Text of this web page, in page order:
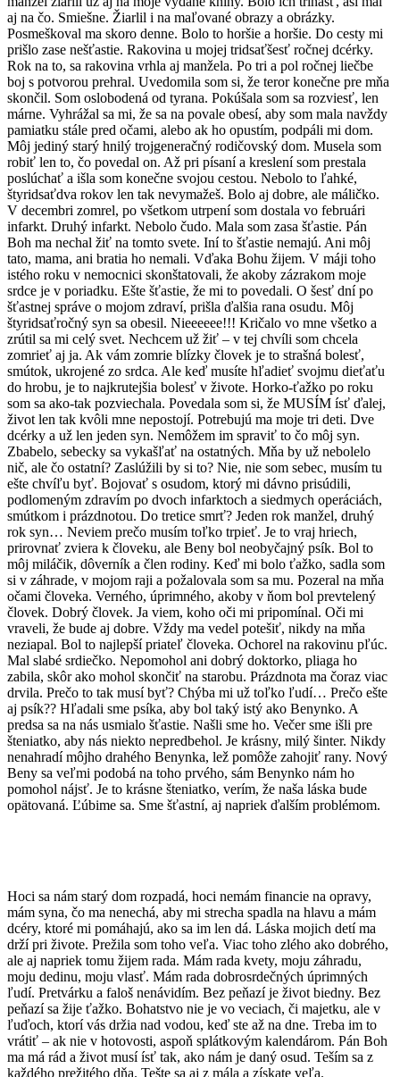
aj na čo. Smiešne. Žiarlil i na maľované obrazy a obrázky.
Posmeškoval ma skoro denne. Bolo to horšie a horšie. Do cesty mi
prišlo zase nešťastie. Rakovina u mojej tridsaťšesť ročnej dcérky.
Rok na to, sa rakovina vrhla aj manžela. Po tri a pol ročnej liečbe
boj s potvorou prehral. Uvedomila som si, že teror konečne pre mňa
skončil. Som oslobodená od tyrana. Pokúšala som sa rozviesť, len
márne. Vyhrážal sa mi, že sa na povale obesí, aby som mala navždy
pamiatku stále pred očami, alebo ak ho opustím, podpáli mi dom.
Môj jediný starý hnilý trojgeneračný rodičovský dom. Musela som
robiť len to, čo povedal on. Až pri písaní a kreslení som prestala
poslúchať a išla som konečne svojou cestou. Nebolo to ľahké,
štyridsaťdva rokov len tak nevymažeš. Bolo aj dobre, ale máličko.
V decembri zomrel, po všetkom utrpení som dostala vo februári
infarkt. Druhý infarkt. Nebolo čudo. Mala som zasa šťastie. Pán
Boh ma nechal žiť na tomto svete. Iní to šťastie nemajú. Ani môj
tato, mama, ani bratia ho nemali. Vďaka Bohu žijem. V máji toho
istého roku v nemocnici skonštatovali, že akoby zázrakom moje
srdce je v poriadku. Ešte šťastie, že mi to povedali. O šesť dní po
šťastnej správe o mojom zdraví, prišla ďalšia rana osudu. Môj
štyridsaťročný syn sa obesil. Nieeeeee!!! Kričalo vo mne všetko a
zrútil sa mi celý svet. Nechcem už žiť – v tej chvíli som chcela
zomrieť aj ja. Ak vám zomrie blízky človek je to strašná bolesť,
smútok, ukrojené zo srdca. Ale keď musíte hľadieť svojmu dieťaťu
do hrobu, je to najkrutejšia bolesť v živote. Horko-ťažko po roku
som sa ako-tak pozviechala. Povedala som si, že MUSÍM ísť ďalej,
život len tak kvôli mne nepostojí. Potrebujú ma moje tri deti. Dve
dcérky a už len jeden syn. Nemôžem im spraviť to čo môj syn.
Zbabelo, sebecky sa vykašľať na ostatných. Mňa by už nebolelo
nič, ale čo ostatní? Zaslúžili by si to? Nie, nie som sebec, musím tu
ešte chvíľu byť. Bojovať s osudom, ktorý mi dávno prisúdili,
podlomeným zdravím po dvoch infarktoch a siedmych operáciách,
smútkom i prázdnotou. Do tretice smrť? Jeden rok manžel, druhý
rok syn… Neviem prečo musím toľko trpieť. Je to vraj hriech,
prirovnať zviera k človeku, ale Beny bol neobyčajný psík. Bol to
môj miláčik, dôverník a člen rodiny. Keď mi bolo ťažko, sadla som
si v záhrade, v mojom raji a požalovala som sa mu. Pozeral na mňa
očami človeka. Verného, úprimného, akoby v ňom bol prevtelený
človek. Dobrý človek. Ja viem, koho oči mi pripomínal. Oči mi
vraveli, že bude aj dobre. Vždy ma vedel potešiť, nikdy na mňa
neziapal. Bol to najlepší priateľ človeka. Ochorel na rakovinu pľúc.
Mal slabé srdiečko. Nepomohol ani dobrý doktorko, pliaga ho
zabila, skôr ako mohol skončiť na starobu. Prázdnota ma čoraz viac
drvila. Prečo to tak musí byť? Chýba mi už toľko ľudí… Prečo ešte
aj psík?? Hľadali sme psíka, aby bol taký istý ako Benynko. A
predsa sa na nás usmialo šťastie. Našli sme ho. Večer sme išli pre
šteniatko, aby nás niekto nepredbehol. Je krásny, milý šinter. Nikdy
nenahradí môjho drahého Benynka, lež pomôže zahojiť rany. Nový
Beny sa veľmi podobá na toho prvého, sám Benynko nám ho
pomohol nájsť. Je to krásne šteniatko, verím, že naša láska bude
opätovaná. Ľúbime sa. Sme šťastní, aj napriek ďalším problémom.
Hoci sa nám starý dom rozpadá, hoci nemám financie na opravy,
mám syna, čo ma nenechá, aby mi strecha spadla na hlavu a mám
dcéry, ktoré mi pomáhajú, ako sa im len dá. Láska mojich detí ma
drží pri živote. Prežila som toho veľa. Viac toho zlého ako dobrého,
ale aj napriek tomu žijem rada. Mám rada kvety, moju záhradu,
moju dedinu, moju vlasť. Mám rada dobrosrdečných úprimných
ľudí. Pretvárku a faloš nenávidím. Bez peňazí je život biedny. Bez
peňazí sa žije ťažko. Bohatstvo nie je vo veciach, či majetku, ale v
ľuďoch, ktorí vás držia nad vodou, keď ste až na dne. Treba im to
vrátiť – ak nie v hotovosti, aspoň splátkovým kalendárom. Pán Boh
ma má rád a život musí ísť tak, ako nám je daný osud. Teším sa z
každého prežitého dňa. Tešte sa aj z mála a získate veľa.